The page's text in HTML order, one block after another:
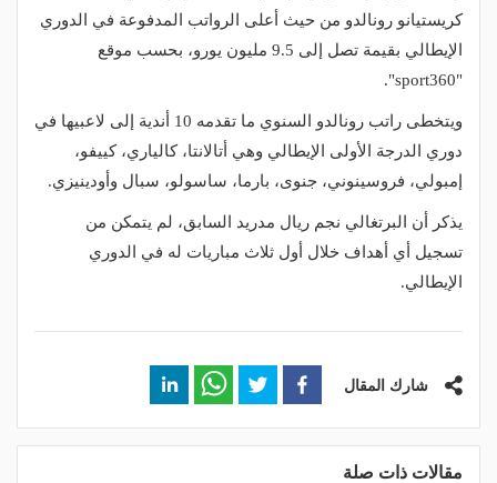
كريستيانو رونالدو من حيث أعلى الرواتب المدفوعة في الدوري
الإيطالي بقيمة تصل إلى 9.5 مليون يورو، بحسب موقع
"sport360".
ويتخطى راتب رونالدو السنوي ما تقدمه 10 أندية إلى لاعبيها في
دوري الدرجة الأولى الإيطالي وهي أتالانتا، كالياري، كييفو،
إمبولي، فروسينوني، جنوى، بارما، ساسولو، سبال وأودينيزي.
يذكر أن البرتغالي نجم ريال مدريد السابق، لم يتمكن من
تسجيل أي أهداف خلال أول ثلاث مباريات له في الدوري
الإيطالي.
شارك المقال
مقالات ذات صلة